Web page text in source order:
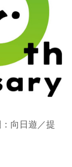
向日遊／提